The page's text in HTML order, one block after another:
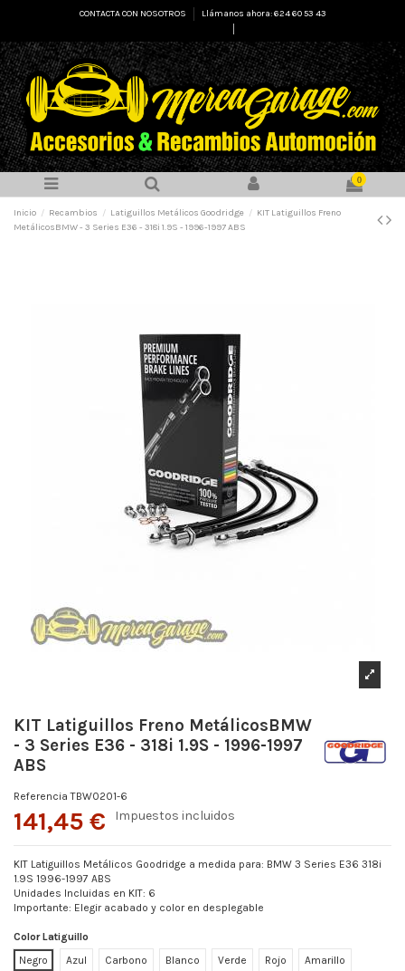
CONTACTA CON NOSOTROS
Llámanos ahora: 624 60 53 43
0
Inicio Recambios Latiguillos Metálicos Goodridge
KIT Latiguillos Freno
MetálicosBMW - 3 Series E36 - 318i 1.9S - 1996-1997 ABS
KIT Latiguillos Freno MetálicosBMW
- 3 Series E36 - 318i 1.9S - 1996-1997
ABS
Referencia TBW0201-6
141,45 € Impuestos incluidos
KIT Latiguillos Metálicos Goodridge a medida para: BMW 3 Series E36 318i
1.9S 1996-1997 ABS
Unidades Incluidas en KIT: 6
Importante: Elegir acabado y color en desplegable
Color Latiguillo
Negro
Azul Carbono Blanco Verde Rojo Amarillo